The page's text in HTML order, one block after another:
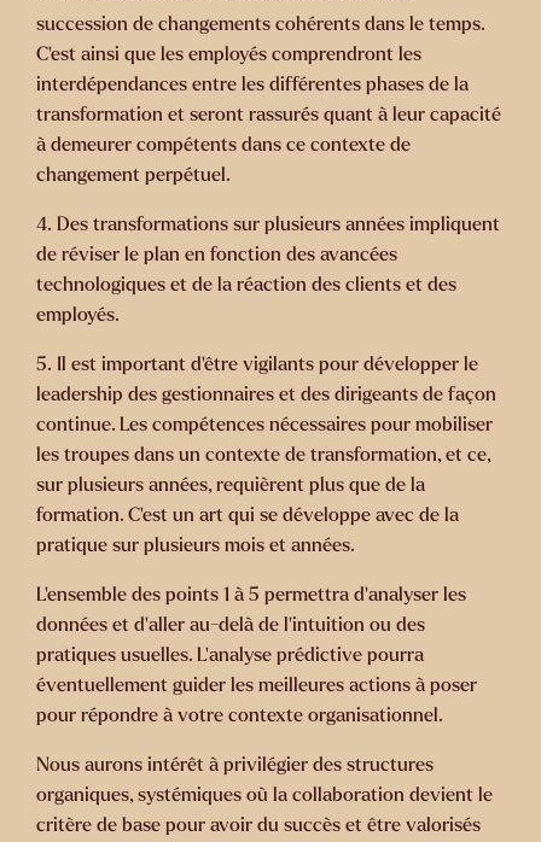
succession de changements cohérents dans le temps.
C’est ainsi que les employés comprendront les
interdépendances entre les différentes phases de la
transformation et seront rassurés quant à leur capacité
à demeurer compétents dans ce contexte de
changement perpétuel.
4. Des transformations sur plusieurs années impliquent
de réviser le plan en fonction des avancées
technologiques et de la réaction des clients et des
employés.
5. Il est important d’être vigilants pour développer le
leadership des gestionnaires et des dirigeants de façon
continue. Les compétences nécessaires pour mobiliser
les troupes dans un contexte de transformation, et ce,
sur plusieurs années, requièrent plus que de la
formation. C’est un art qui se développe avec de la
pratique sur plusieurs mois et années.
L’ensemble des points 1 à 5 permettra d’analyser les
données et d’aller au-delà de l’intuition ou des
pratiques usuelles. L’analyse prédictive pourra
éventuellement guider les meilleures actions à poser
pour répondre à votre contexte organisationnel.
Nous aurons intérêt à privilégier des structures
organiques, systémiques où la collaboration devient le
critère de base pour avoir du succès et être valorisés